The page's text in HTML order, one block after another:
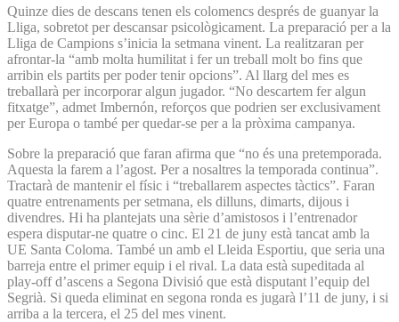
Quinze dies de descans tenen els colomencs després de guanyar la
Lliga, sobretot per descansar psicològicament. La preparació per a la
Lliga de Campions s’inicia la setmana vinent. La realitzaran per
afrontar-la “amb molta humilitat i fer un treball molt bo fins que
arribin els partits per poder tenir opcions”. Al llarg del mes es
treballarà per incorporar algun jugador. “No descartem fer algun
fitxatge”, admet Imbernón, reforços que podrien ser exclusivament
per Europa o també per quedar-se per a la pròxima campanya.
Sobre la preparació que faran afirma que “no és una pretemporada.
Aquesta la farem a l’agost. Per a nosaltres la temporada continua”.
Tractarà de mantenir el físic i “treballarem aspectes tàctics”. Faran
quatre entrenaments per setmana, els dilluns, dimarts, dijous i
divendres. Hi ha plantejats una sèrie d’amistosos i l’entrenador
espera disputar-ne quatre o cinc. El 21 de juny està tancat amb la
UE Santa Coloma. També un amb el Lleida Esportiu, que seria una
barreja entre el primer equip i el rival. La data està supeditada al
play-off d’ascens a Segona Divisió que està disputant l’equip del
Segrià. Si queda eliminat en segona ronda es jugarà l’11 de juny, i si
arriba a la tercera, el 25 del mes vinent.